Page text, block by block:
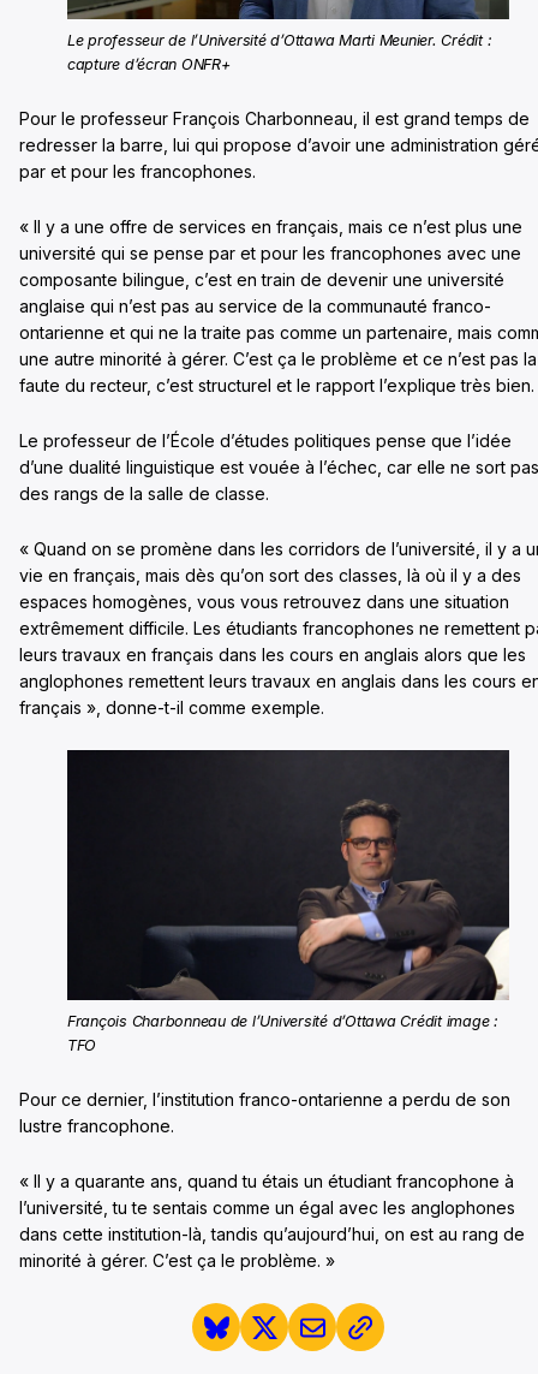
Le professeur de l’Université d’Ottawa Marti Meunier. Crédit :
capture d’écran ONFR+
Pour le professeur François Charbonneau, il est grand temps de
redresser la barre, lui qui propose d’avoir une administration
par et pour les francophones.
« Il y a une offre de services en français, mais ce n’est plus une
université qui se pense par et pour les francophones avec une
composante bilingue, c’est en train de devenir une université
anglaise qui n’est pas au service de la communauté franco-
ontarienne et qui ne la traite pas comme un partenaire, mais
une autre minorité à gérer. C’est ça le problème et ce n’est pas la
faute du recteur, c’est structurel et le rapport l’explique très bien.
Le professeur de l’École d’études politiques pense que l’idée
d’une dualité linguistique est vouée à l’échec, car elle ne sort pas
des rangs de la salle de classe.
« Quand on se promène dans les corridors de l’université, il y a
vie en français, mais dès qu’on sort des classes, là où il y a des
espaces homogènes, vous vous retrouvez dans une situation
extrêmement difficile. Les étudiants francophones ne remettent
leurs travaux en français dans les cours en anglais alors que les
anglophones remettent leurs travaux en anglais dans les cours
français », donne-t-il comme exemple.
François Charbonneau de l’Université d’Ottawa Crédit image :
TFO
Pour ce dernier, l’institution franco-ontarienne a perdu de son
lustre francophone.
« Il y a quarante ans, quand tu étais un étudiant francophone à
l’université, tu te sentais comme un égal avec les anglophones
dans cette institution-là, tandis qu’aujourd’hui, on est au rang de
minorité à gérer. C’est ça le problème. »